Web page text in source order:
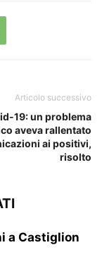
Articolo successivo
19: un problema
aveva rallentato
ai positivi,
risolto
a Castiglion